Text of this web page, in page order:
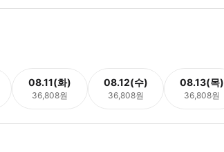
08.11(화)
36,808원
08.12(수)
36,808원
08.13(목)
36,808원